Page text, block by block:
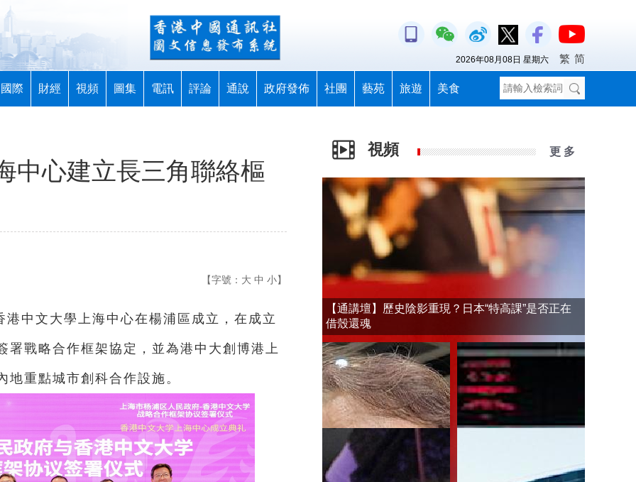
國際 財經 視頻 圖集 電訊 評論 通說 政府發佈 社團 藝苑 旅遊 美食
2026年08月08日 星期六 繁 简
中心建立長三角聯絡樞
【字號： 大 中 小】
中文大學上海中心在楊浦區成立，在成立
署戰略合作框架協定，並為港中大創博港上
重點城市創科合作設施。
視頻 更 多
【通講壇】歷史陰影重現？日本“特高課”是否正在
借殼還魂